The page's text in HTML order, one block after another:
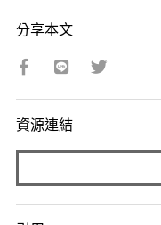
分享本文
資源連結